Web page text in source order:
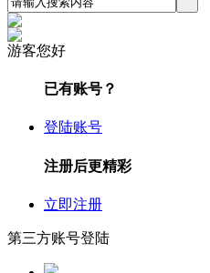
游客您好
已有账号？
登陆账号
注册后更精彩
立即注册
第三方账号登陆